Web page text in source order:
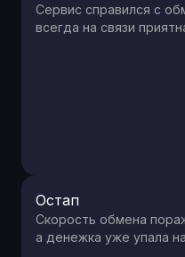
Сервис справился с
всегда на связи
Остап
Скорость обмена
а денежка уже упала